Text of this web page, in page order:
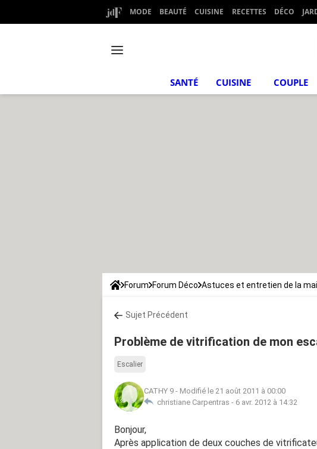
MODE BEAUTÉ CUISINE RECETTES DÉCO
SANTÉ CUISINE COUPLE
Forum Forum Déco Astuces et entretien de la
Sujet Précédent
Problème de vitrification de mon
Escalier
CATHY 9 - Modifié le 21 août 2011 à 00:00
christiane Carpentras - 6 avr. 2012 à 14:32
Bonjour,
Après application de deux couches de